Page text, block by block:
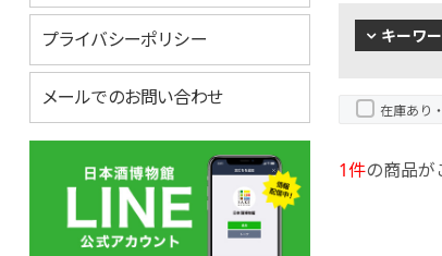
プライバシーポリシー
メールでのお問い合わせ
キーワ
在庫あり
1件の商品が